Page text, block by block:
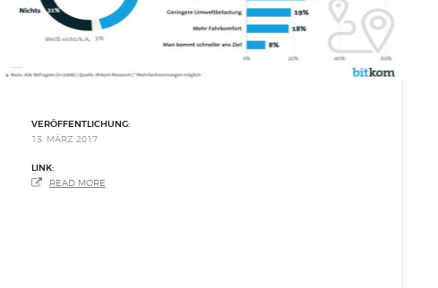
VERÖFFENTLICHUNG:
13. MÄRZ 2017
LINK:
READ MORE